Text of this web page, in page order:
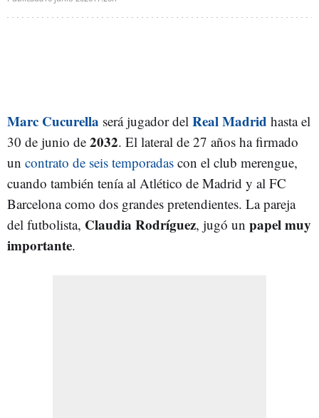
Marc Cucurella será jugador del Real Madrid hasta el
30 de junio de 2032. El lateral de 27 años ha firmado
un contrato de seis temporadas con el club merengue,
cuando también tenía al Atlético de Madrid y al FC
Barcelona como dos grandes pretendientes. La pareja
del futbolista, Claudia Rodríguez, jugó un papel muy
importante.